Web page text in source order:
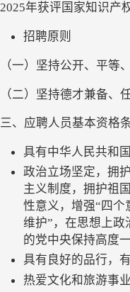
2025年获评国家知识产
招聘原则
（一）坚持公开、平等
（二）坚持德才兼备、
三、应聘人员基本资格
具有中华人民共和
政治立场坚定，拥
主义制度，拥护祖
性意义，增强“四个
维护”，在思想上
的党中央保持高度一
具有良好的品行，
热爱文化和旅游事业